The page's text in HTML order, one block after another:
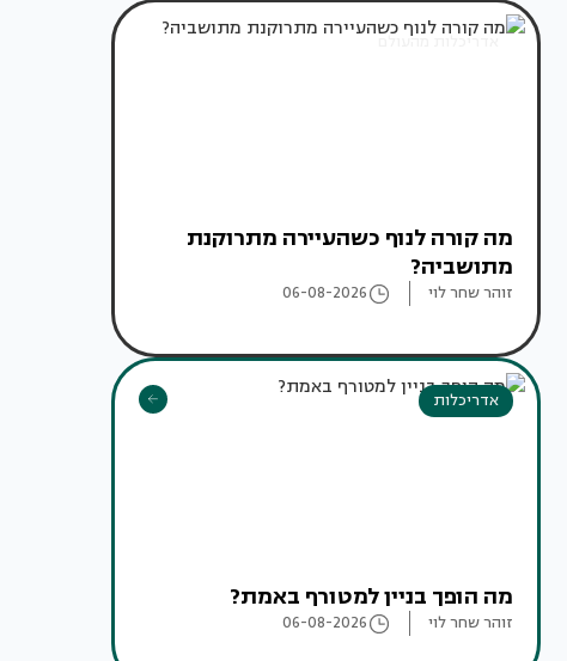
אדריכלות מהעולם
מה קורה לנוף כשהעיירה מתרוקנת
מתושביה?
זוהר שחר לוי 06-08-2026
אדריכלות
מה הופך בניין למטורף באמת?
זוהר שחר לוי 06-08-2026